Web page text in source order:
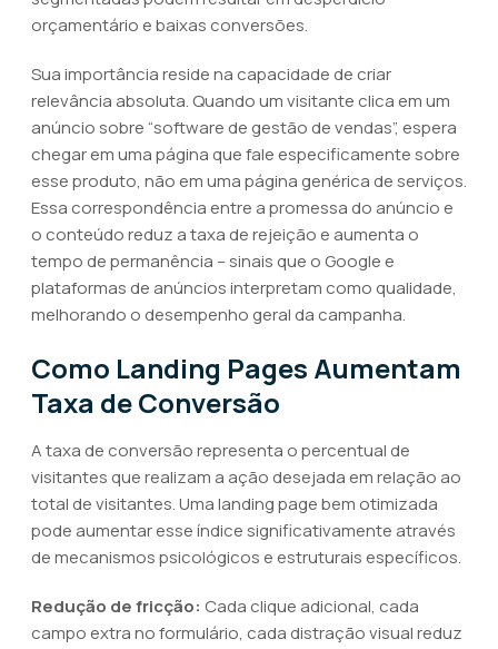
orçamentário e baixas conversões.
Sua importância reside na capacidade de criar
relevância absoluta. Quando um visitante clica em um
anúncio sobre “software de gestão de vendas”, espera
chegar em uma página que fale especificamente sobre
esse produto, não em uma página genérica de serviços.
Essa correspondência entre a promessa do anúncio e
o conteúdo reduz a taxa de rejeição e aumenta o
tempo de permanência – sinais que o Google e
plataformas de anúncios interpretam como qualidade,
melhorando o desempenho geral da campanha.
Como Landing Pages Aumentam
Taxa de Conversão
A taxa de conversão representa o percentual de
visitantes que realizam a ação desejada em relação ao
total de visitantes. Uma landing page bem otimizada
pode aumentar esse índice significativamente através
de mecanismos psicológicos e estruturais específicos.
Redução de fricção: Cada clique adicional, cada
campo extra no formulário, cada distração visual reduz